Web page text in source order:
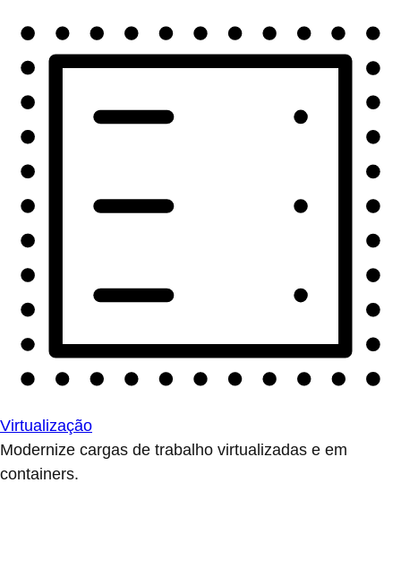
Virtualização
Modernize cargas de trabalho virtualizadas e em
containers.